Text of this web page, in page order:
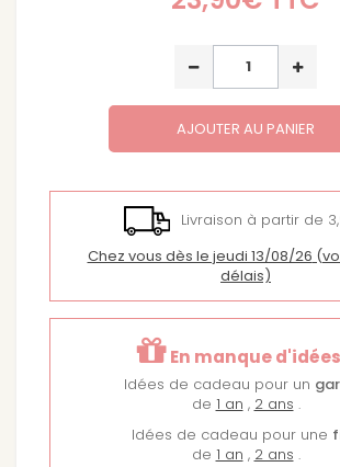
AJOUTER AU PANIER
Livraison à partir de
Chez vous dès le jeudi 13/08/26
délais)
En manque
Idées de cadeau pour un
de 1 an , 2 ans .
Idées de cadeau pour une
de 1 an , 2 ans .